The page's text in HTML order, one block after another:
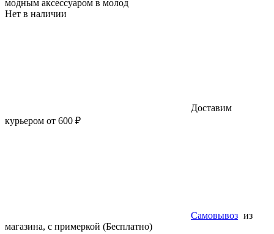
модным аксессуаром в молод
Нет в наличии
Доставим
курьером от 600 ₽
Самовывоз из
магазина, с примеркой (Бесплатно)